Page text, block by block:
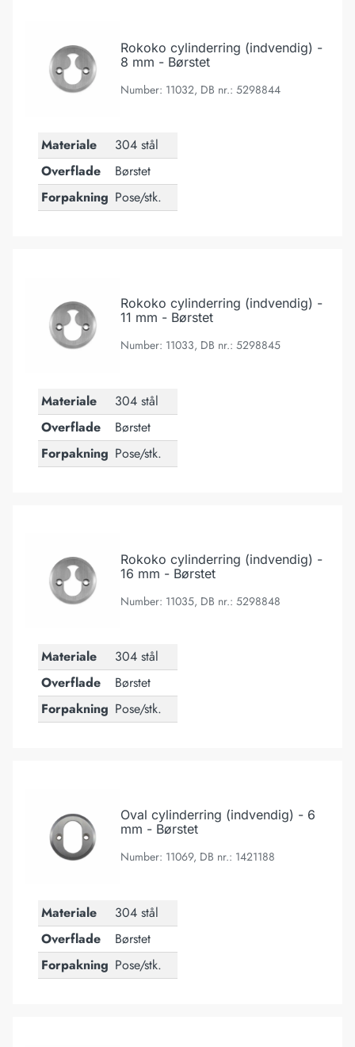
Rokoko cylinderring (indvendig) -
8 mm - Børstet
Number: 11032, DB nr.: 5298844
Materiale
304 stål
Overflade
Børstet
Forpakning Pose/stk.
Rokoko cylinderring (indvendig) -
11 mm - Børstet
Number: 11033, DB nr.: 5298845
Materiale
304 stål
Overflade
Børstet
Forpakning Pose/stk.
Rokoko cylinderring (indvendig) -
16 mm - Børstet
Number: 11035, DB nr.: 5298848
Materiale
304 stål
Overflade
Børstet
Forpakning Pose/stk.
Oval cylinderring (indvendig) - 6
mm - Børstet
Number: 11069, DB nr.: 1421188
Materiale
304 stål
Overflade
Børstet
Forpakning Pose/stk.